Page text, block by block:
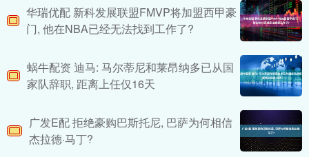
华瑞优配 新科发展联盟FMVP将加盟西甲豪
门, 他在NBA已经无法找到工作了?
蜗牛配资 迪马: 马尔蒂尼和莱昂纳多已从国
家队辞职, 距离上任仅16天
广发E配 拒绝豪购巴斯托尼, 巴萨为何相信
杰拉德·马丁?